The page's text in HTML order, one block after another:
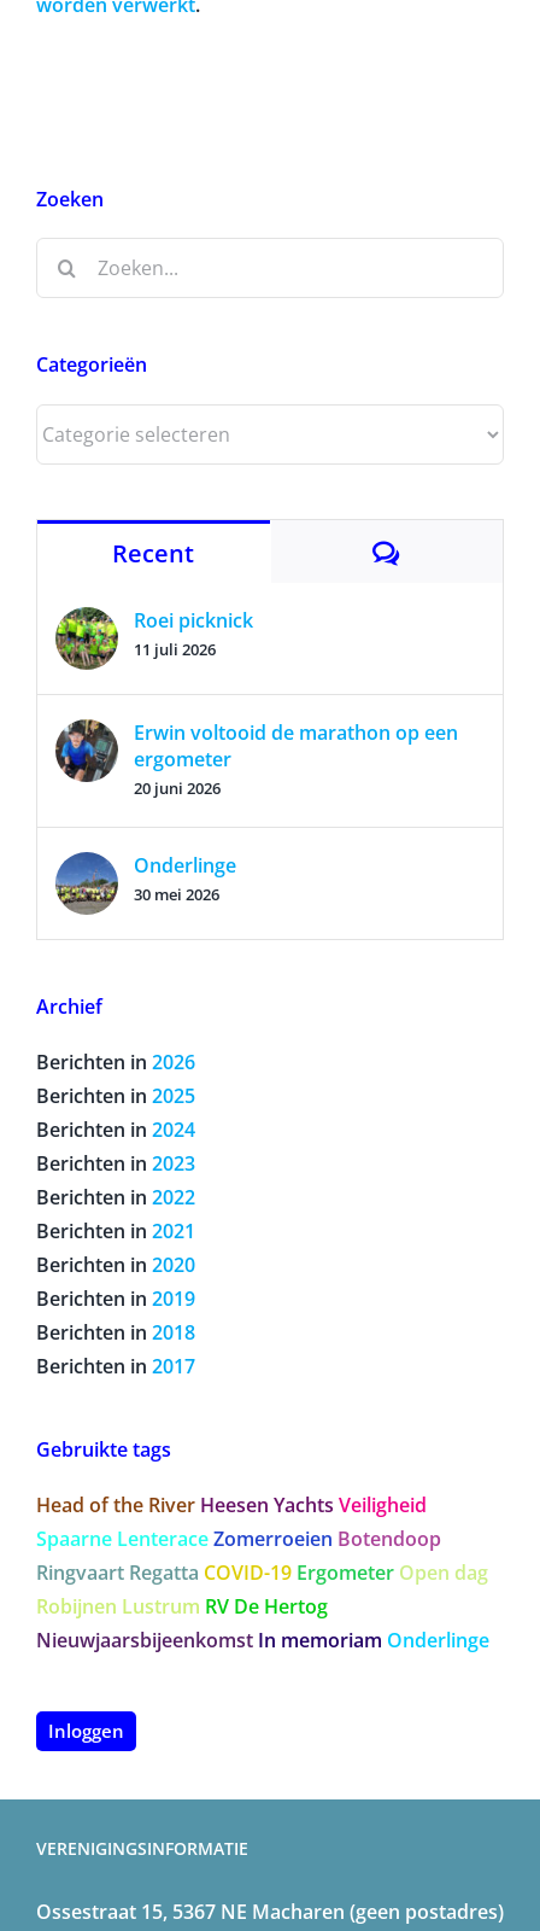
Zoeken
Zoeken
Categorieën
Categorieën
Recent Reacties
Roei picknick
11 juli 2026
Erwin voltooid de marathon op een
ergometer
20 juni 2026
Onderlinge
30 mei 2026
Archief
Berichten in 2026
Berichten in 2025
Berichten in 2024
Berichten in 2023
Berichten in 2022
Berichten in 2021
Berichten in 2020
Berichten in 2019
Berichten in 2018
Berichten in 2017
Gebruikte tags
Head of the River Heesen Yachts Veiligheid
Spaarne LenteraceZomerroeien Botendoop
Ringvaart Regatta COVID-19 Ergometer Open dag
Robijnen Lustrum RV De Hertog
Nieuwjaarsbijeenkomst In memoriam Onderlinge
Inloggen
VERENIGINGSINFORMATIE
Ossestraat 15, 5367 NE Macharen (geen postadres)